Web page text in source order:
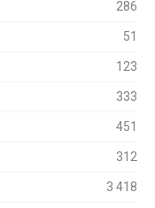
286
51
123
333
451
312
3 418